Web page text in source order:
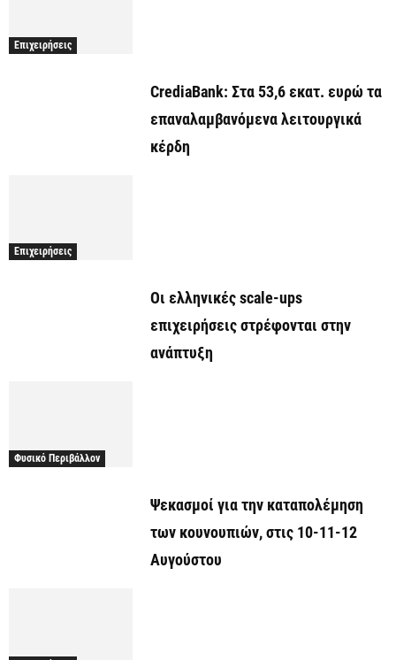
Επιχειρήσεις
CrediaBank: Στα 53,6 εκατ. ευρώ τα
επαναλαμβανόμενα λειτουργικά
κέρδη
Επιχειρήσεις
Οι ελληνικές scale-ups
επιχειρήσεις στρέφονται στην
ανάπτυξη
Φυσικό Περιβάλλον
Ψεκασμοί για την καταπολέμηση
των κουνουπιών, στις 10-11-12
Αυγούστου